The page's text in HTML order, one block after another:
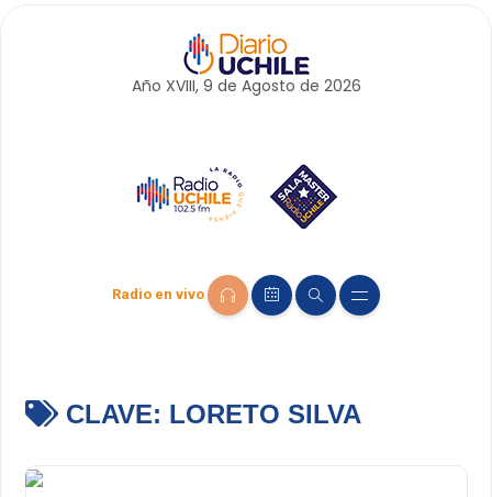
Año XVIII, 9 de Agosto de 2026
Radio en vivo
CLAVE: LORETO SILVA